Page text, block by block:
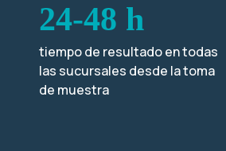
24-48 h
tiempo de resultado en todas
las sucursales desde la toma
de muestra